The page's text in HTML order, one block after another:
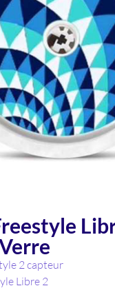
2 capteur
Libre 2